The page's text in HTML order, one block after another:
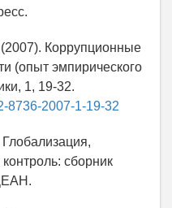
Коррупционные
(опыт эмпирического
1, 19-32.
8736-2007-1-19-32
сборник